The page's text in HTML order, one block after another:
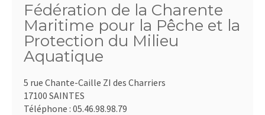
Fédération de la Charente
Maritime pour la Pêche et la
Protection du Milieu
Aquatique
5 rue Chante-Caille ZI des Charriers
17100 SAINTES
Téléphone : 05.46.98.98.79